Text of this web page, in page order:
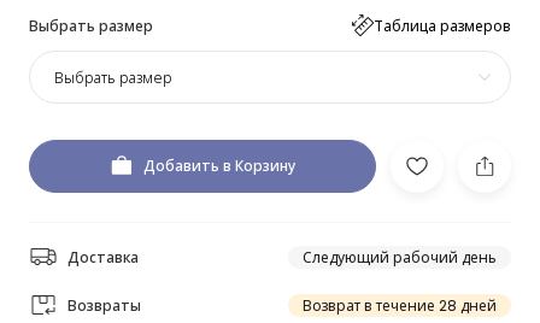
Выбрать размер Таблица размеров
Выбрать размер
Добавить в Корзину
Доставка Следующий рабочий день
Возвраты Возврат в течение 28 дней